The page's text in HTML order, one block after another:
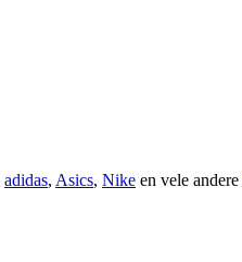
adidas, Asics, Nike en vele andere